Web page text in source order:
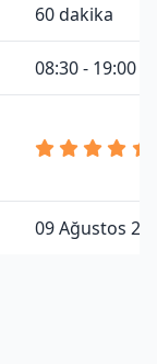
60 dakika
08:30 - 19:00
09 Ağustos